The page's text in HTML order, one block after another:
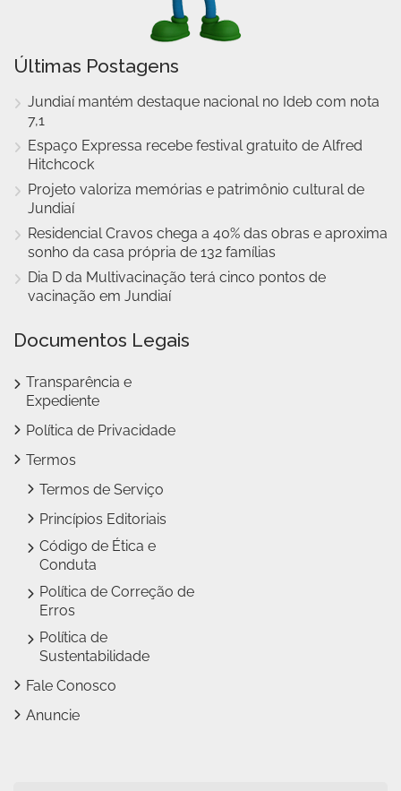
Últimas Postagens
Jundiaí mantém destaque nacional no Ideb com nota
7,1
Espaço Expressa recebe festival gratuito de Alfred
Hitchcock
Projeto valoriza memórias e patrimônio cultural de
Jundiaí
Residencial Cravos chega a 40% das obras e aproxima
sonho da casa própria de 132 famílias
Dia D da Multivacinação terá cinco pontos de
vacinação em Jundiaí
Documentos Legais
Transparência e
Expediente
Política de Privacidade
Termos
Termos de Serviço
Princípios Editoriais
Código de Ética e
Conduta
Política de Correção de
Erros
Política de
Sustentabilidade
Fale Conosco
Anuncie